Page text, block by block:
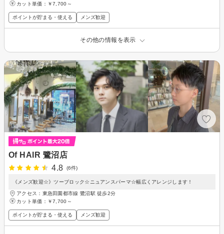
カット単価： ￥7,700～
ポイントが貯まる・使える メンズ歓迎
その他の情報を表示
Of HAIR 鷺沼店
4.8
(6件)
《メンズ歓迎☆》ツーブロック☆ニュアンスパーマ☆幅広くアレンジします！
アクセス：東急田園都市線 鷺沼駅 徒歩2分
カット単価： ￥7,700～
ポイントが貯まる・使える メンズ歓迎